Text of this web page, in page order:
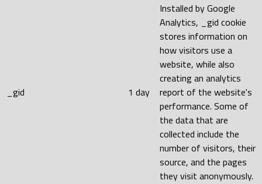
_gid 1 day
Installed by Google
Analytics, _gid cookie
stores information on
how visitors use a
website, while also
creating an analytics
report of the website's
performance. Some of
the data that are
collected include the
number of visitors, their
source, and the pages
they visit anonymously.